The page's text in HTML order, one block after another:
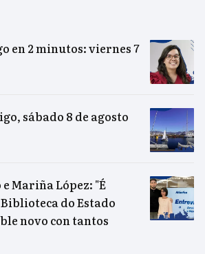
en 2 minutos: viernes 7
sábado 8 de agosto
Mariña López: "É
do Estado
novo con tantos